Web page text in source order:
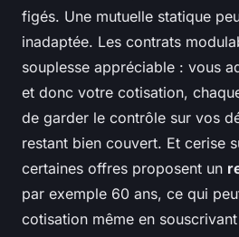
figés. Une mutuelle statique
inadaptée. Les contrats
souplesse appréciable : vous
et donc votre cotisation,
de garder le contrôle sur vos
restant bien couvert. Et cerise
certaines offres proposent un
par exemple 60 ans, ce qui
cotisation même en